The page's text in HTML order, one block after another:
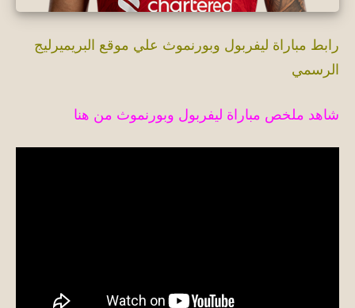
رابط مباراة ليفربول وبورنموث علي موقع البريميرليج
الرسمي
شاهد ملخص مباراة ليفربول وبورنموث من هنا